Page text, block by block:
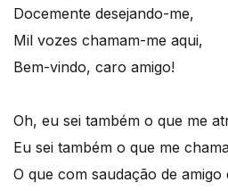
Docemente desejando-me,
Mil vozes chamam-me aqui,
Bem-vindo, caro amigo!
Oh, eu sei também o que me
Eu sei também o que me
O que com saudação de amigo